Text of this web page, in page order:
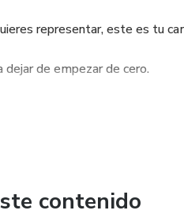
representar, este es tu
de empezar de cero.
contenido